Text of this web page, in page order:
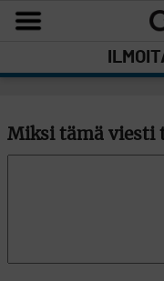
Miksi tämä viesti